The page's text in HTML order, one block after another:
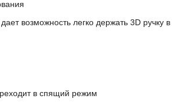
возможность легко держать 3D ручку в
в спящий режим